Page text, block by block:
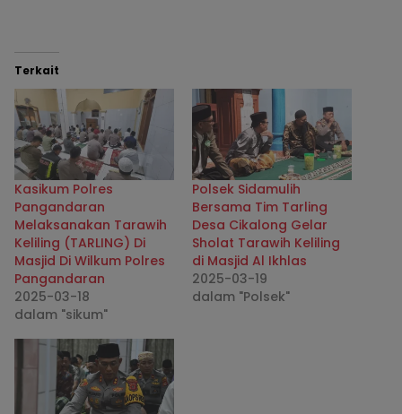
Terkait
Kasikum Polres
Pangandaran
Melaksanakan Tarawih
Keliling (TARLING) Di
Masjid Di Wilkum Polres
Pangandaran
2025-03-18
dalam "sikum"
Polsek Sidamulih
Bersama Tim Tarling
Desa Cikalong Gelar
Sholat Tarawih Keliling
di Masjid Al Ikhlas
2025-03-19
dalam "Polsek"